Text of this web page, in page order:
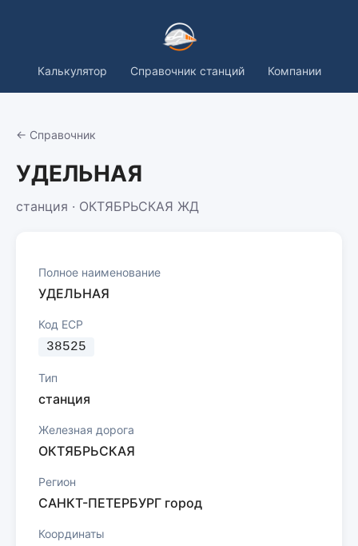
Калькулятор Справочник станций Компании
← Справочник
УДЕЛЬНАЯ
станция · ОКТЯБРЬСКАЯ ЖД
Полное наименование
УДЕЛЬНАЯ
Код ЕСР
38525
Тип
станция
Железная дорога
ОКТЯБРЬСКАЯ
Регион
САНКТ-ПЕТЕРБУРГ город
Координаты